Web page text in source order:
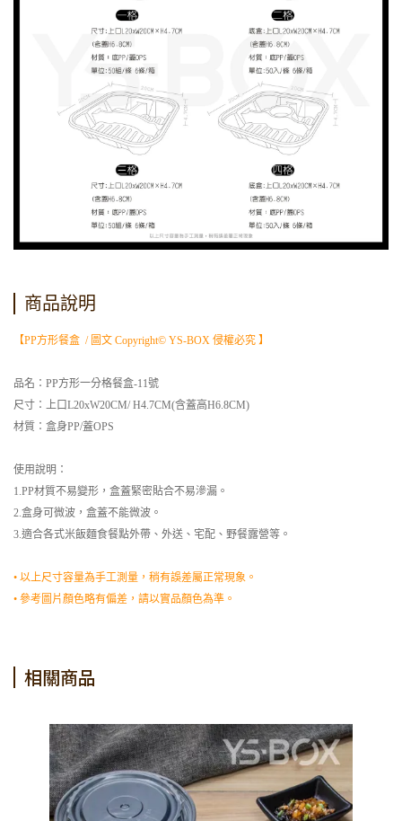
商品說明
【PP方形餐盒 / 圖文 Copyright© YS-BOX 侵權必究 】
品名：PP方形一分格餐盒-11號
尺寸：上口L20xW20CM/ H4.7CM(含蓋高H6.8CM)
材質：盒身PP/蓋OPS
使用說明：
1.PP材質不易變形，盒蓋緊密貼合不易滲漏。
2.盒身可微波，盒蓋不能微波。
3.適合各式米飯麵食餐點外帶、外送、宅配、野餐露營等。
• 以上尺寸容量為手工測量，稍有誤差屬正常現象。
• 參考圖片顏色略有偏差，請以實品顏色為準。
相關商品